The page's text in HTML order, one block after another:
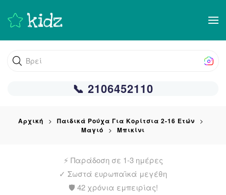
Skip
to
content
Βρείτε αυτ
📞 2106452110
Αρχική
Παιδικά Ρούχα Για Κορίτσια 2-16 Ετών
Μαγιό
Μπικίνι
⚡ Παράδοση σε 1-3 ημέρες
✓ Σωστά ευρωπαϊκά μεγέθη
🛡️ 42 χρόνια εμπειρίας!